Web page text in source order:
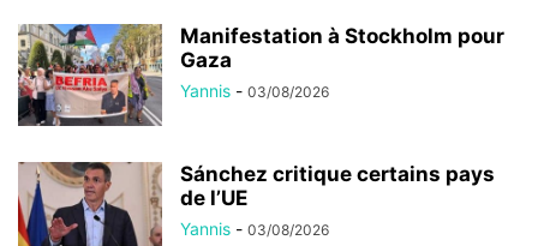
Manifestation à Stockholm pour
Gaza
Yannis - 03/08/2026
Sánchez critique certains pays
de l’UE
Yannis - 03/08/2026